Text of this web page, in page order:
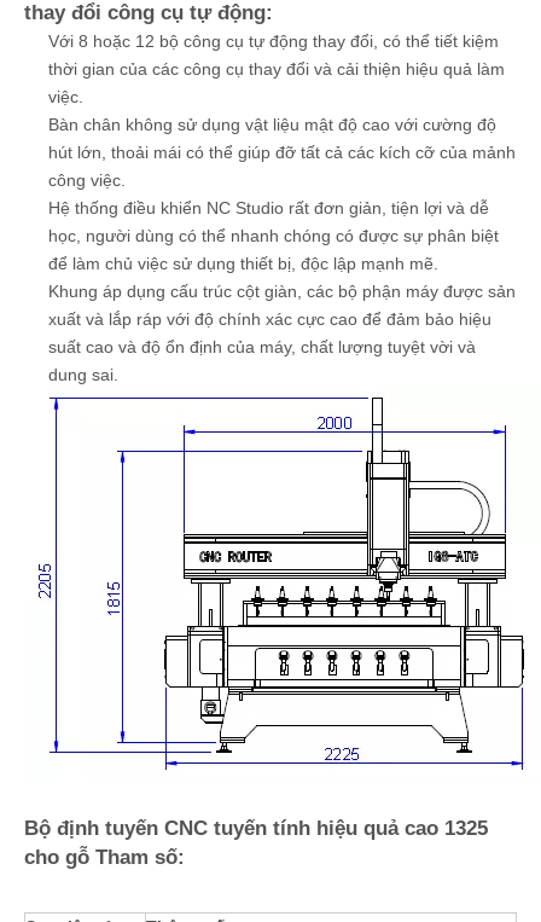
thay đổi công cụ tự động:
Với 8 hoặc 12 bộ công cụ tự động thay đổi, có thể tiết kiệm
thời gian của các công cụ thay đổi và cải thiện hiệu quả làm
việc.
Bàn chân không sử dụng vật liệu mật độ cao với cường độ
hút lớn, thoải mái có thể giúp đỡ tất cả các kích cỡ của mảnh
công việc.
Hệ thống điều khiển NC Studio rất đơn giản, tiện lợi và dễ
học, người dùng có thể nhanh chóng có được sự phân biệt
để làm chủ việc sử dụng thiết bị, độc lập mạnh mẽ.
Khung áp dụng cấu trúc cột giàn, các bộ phận máy được sản
xuất và lắp ráp với độ chính xác cực cao để đảm bảo hiệu
suất cao và độ ổn định của máy, chất lượng tuyệt vời và
dung sai.
Bộ định tuyến CNC tuyến tính hiệu quả cao 1325
cho gỗ Tham số: